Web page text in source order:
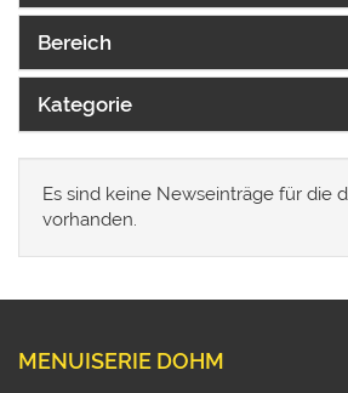
Bereich
Kategorie
Es sind keine Newseinträge für die
vorhanden.
MENUISERIE DOHM